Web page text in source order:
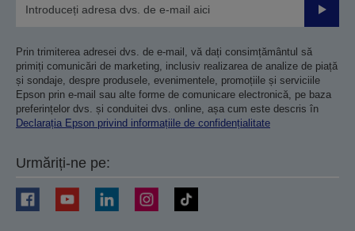
Prin trimiterea adresei dvs. de e-mail, vă dați consimțământul să
primiți comunicări de marketing, inclusiv realizarea de analize de piață
și sondaje, despre produsele, evenimentele, promoțiile și serviciile
Epson prin e-mail sau alte forme de comunicare electronică, pe baza
preferințelor dvs. și conduitei dvs. online, așa cum este descris în
Declarația Epson privind informațiile de confidențialitate
Urmăriți-ne pe: